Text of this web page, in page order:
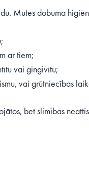
Mutes dobuma
ar tiem;
vai gingivītu;
vai grūtniecības
bet slimības